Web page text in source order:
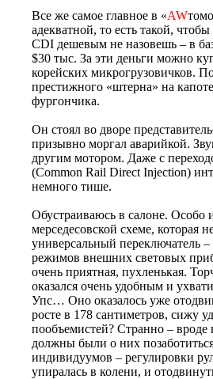
Все же самое главное в «AW
адекватной, то есть такой,
CDI дешевым не назовешь – в
$30 тыс. За эти деньги можно
корейских микрогрузовичков.
престижного «штерна» на
фургончика.
Он стоял во дворе
призывно моргал аварийкой.
другим мотором. Даже с
(Common Rail Direct Injection)
немного тише.
Обустраиваюсь в салоне. Особо
мерседесовской схеме, которая
универсальный переключатель
режимов внешних световых
очень приятная, пухленькая.
оказался очень удобным и
Упс… Оно оказалось уже
росте в 178 сантиметров, сижу
пообъемистей? Странно –
должны были о них
индивидуумов – регулировки
упиралась в колени, и